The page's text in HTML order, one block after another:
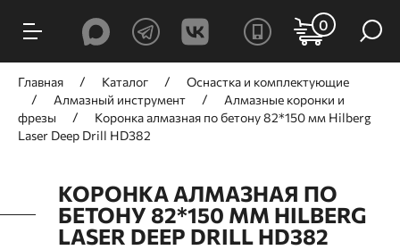
0
Главная Каталог
Оснастка и комплектующие
Алмазный инструмент
Алмазные коронки и
фрезы
Коронка алмазная по бетону 82*150 мм Hilberg
Laser Deep Drill HD382
КОРОНКА АЛМАЗНАЯ ПО
БЕТОНУ 82*150 ММ HILBERG
LASER DEEP DRILL HD382